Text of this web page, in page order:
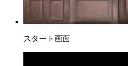
スタート画面